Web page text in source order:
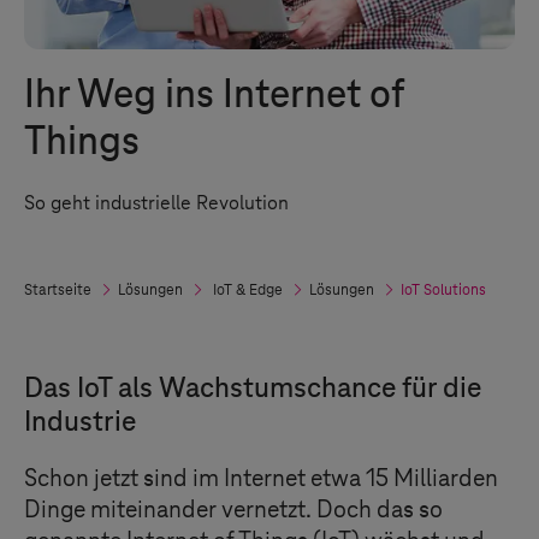
Ihr Weg ins Internet of
Things
So geht industrielle Revolution
Startseite Lösungen IoT & Edge Lösungen IoT Solutions
Das IoT als Wachstumschance für die
Industrie
Schon jetzt sind im Internet etwa 15 Milliarden
Dinge miteinander vernetzt. Doch das so